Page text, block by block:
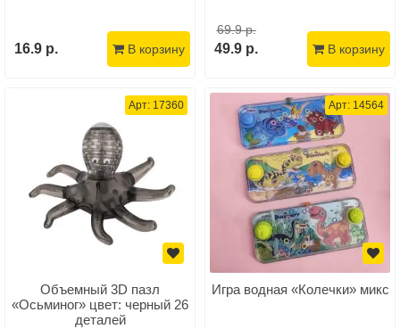
16.9 р. В корзину
69.9 р.
49.9 р. В корзину
Арт: 17360
Объемный 3D пазл
«Осьминог» цвет: черный 26
деталей
Арт: 14564
Игра водная «Колечки» микс